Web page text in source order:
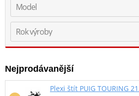
Nejprodávanější
Plexi štít PUIG TOURING